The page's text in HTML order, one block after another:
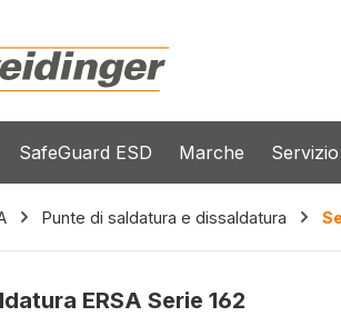
SafeGuard ESD Marche
Punte di saldatura e dissaldatura
ERSA Serie 162